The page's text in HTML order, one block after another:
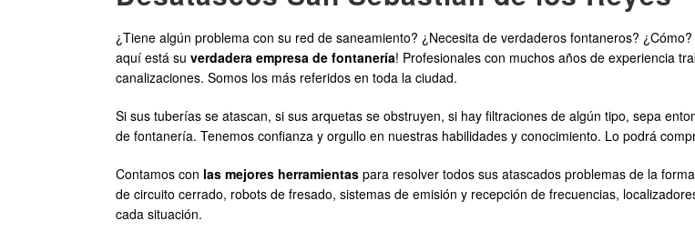
¿Tiene algún problema con su red de saneamiento? ¿Necesita de verdaderos fontaneros?
aquí está su verdadera empresa de fontanería! Profesionales con muchos años de experiencia
canalizaciones. Somos los más referidos en toda la ciudad.
Si sus tuberías se atascan, si sus arquetas se obstruyen, si hay filtraciones de algún tipo, sepa
de fontanería. Tenemos confianza y orgullo en nuestras habilidades y conocimiento. Lo podrá
Contamos con las mejores herramientas para resolver todos sus atascados problemas de la
de circuito cerrado, robots de fresado, sistemas de emisión y recepción de frecuencias,
cada situación.